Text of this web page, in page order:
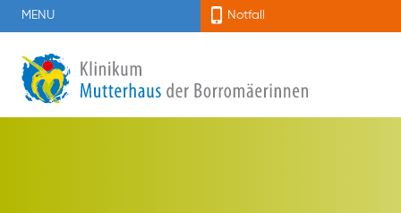
MENU Notfall